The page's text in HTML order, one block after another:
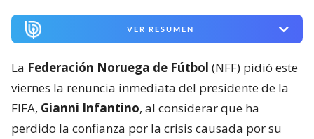
VER RESUMEN
La Federación Noruega de Fútbol (NFF) pidió este
viernes la renuncia inmediata del presidente de la
FIFA, Gianni Infantino, al considerar que ha
perdido la confianza por la crisis causada por su